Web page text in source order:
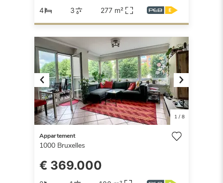
4 3 277 m²
Previous Next
1/ 8
Appartement
1000 Bruxelles
€ 369.000